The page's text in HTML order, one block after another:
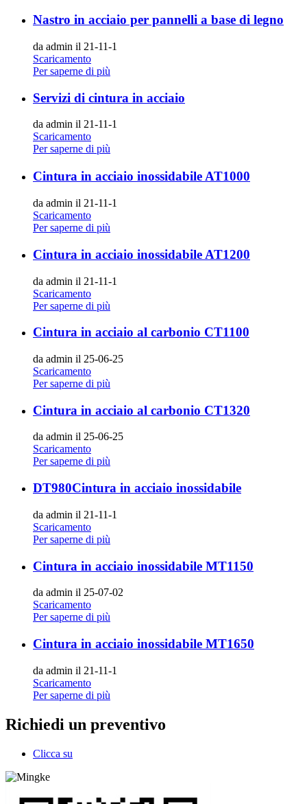
Nastro in acciaio per pannelli a base di legno
da admin il 21-11-1
Scaricamento
Per saperne di più
Servizi di cintura in acciaio
da admin il 21-11-1
Scaricamento
Per saperne di più
Cintura in acciaio inossidabile AT1000
da admin il 21-11-1
Scaricamento
Per saperne di più
Cintura in acciaio inossidabile AT1200
da admin il 21-11-1
Scaricamento
Per saperne di più
Cintura in acciaio al carbonio CT1100
da admin il 25-06-25
Scaricamento
Per saperne di più
Cintura in acciaio al carbonio CT1320
da admin il 25-06-25
Scaricamento
Per saperne di più
DT980Cintura in acciaio inossidabile
da admin il 21-11-1
Scaricamento
Per saperne di più
Cintura in acciaio inossidabile MT1150
da admin il 25-07-02
Scaricamento
Per saperne di più
Cintura in acciaio inossidabile MT1650
da admin il 21-11-1
Scaricamento
Per saperne di più
Richiedi un preventivo
Clicca su